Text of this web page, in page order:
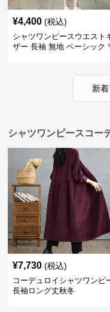
¥4,400 (税込)
シャツワンピースウエスト
ザー 長袖 無地 ベーシック
新
シャツワンピースコー
¥7,730 (税込)
コーデュロイシャツワンピ
長袖ロング丈秋冬